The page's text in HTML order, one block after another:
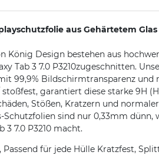
aus Gehärtetem
König Design bestehen aus
Tab 3 7.0 P3210zugeschnitten.
99,9% Bildschirmtransparenz und
garantiert diese starke 9H
Stößen, Kratzern und
sind nur 0,33mm dünn,
3 7.0 P3210 macht.
für jede Hülle Kratzfest,